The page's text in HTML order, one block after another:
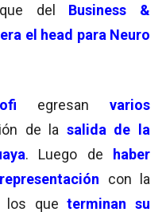
del Business &
era el head para Neuro
egresanvarios
de la salida de la
. Luego de haber
con la
los queterminan su